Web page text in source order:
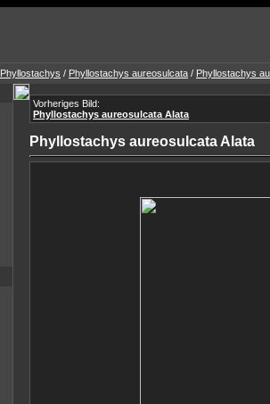
Phyllostachys / Phyllostachys aureosulcata / Phyllostachys
Vorheriges Bild:
Phyllostachys aureosulcata Alata
Phyllostachys aureosulcata Alata